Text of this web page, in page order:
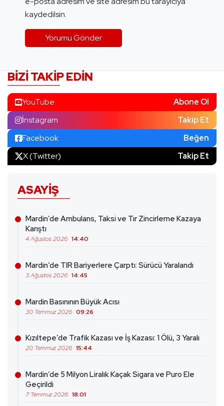
kaydedilsin.
BIZI TAKIP EDIN
YouTube
Abone Ol
İnstagram
Takip Et
Facebook
Beğen
X (Twitter)
Takip Et
ASAYIŞ
Mardin’de Ambulans, Taksi ve Tır Zincirleme Kazaya
Karıştı
4 Ağustos 2026 14:40
Mardin’de TIR Bariyerlere Çarptı: Sürücü Yaralandı
3 Ağustos 2026 14:45
Mardin Basınının Büyük Acısı
30 Temmuz 2026 09:26
Kızıltepe’de Trafik Kazası ve İş Kazası: 1 Ölü, 3 Yaralı
20 Temmuz 2026 15:44
Mardin’de 5 Milyon Liralık Kaçak Sigara ve Puro Ele
Geçirildi
7 Temmuz 2026 18:01